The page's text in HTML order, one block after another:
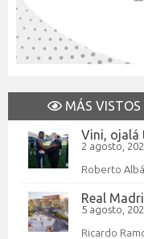
MÁS VISTOS
Vini, ojalá
2 agosto,
Roberto
Real
5 agosto,
Ricardo